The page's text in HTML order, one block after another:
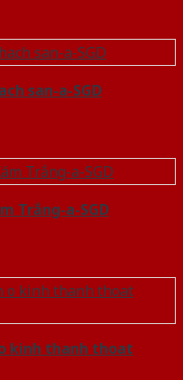
san-a-SGD
Trắng-a-SGD
o kinh thanh thoat